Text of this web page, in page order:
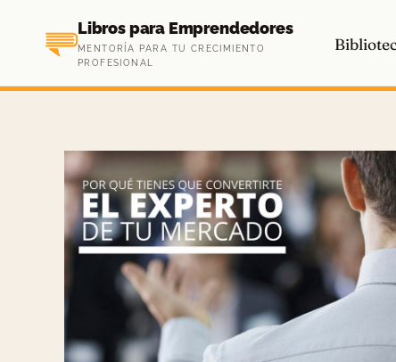
contenido
Libros para Emprendedores
MENTORÍA PARA TU CRECIMIENTO
PROFESIONAL